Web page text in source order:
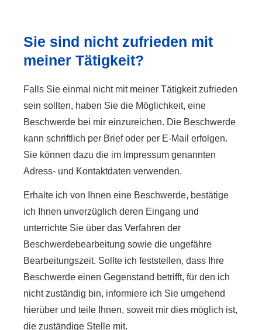
Sie sind nicht zufrieden mit
meiner Tätigkeit?
Falls Sie einmal nicht mit meiner Tätigkeit zufrieden
sein sollten, haben Sie die Möglichkeit, eine
Beschwerde bei mir einzureichen. Die Beschwerde
kann schriftlich per Brief oder per E-Mail erfolgen.
Sie können dazu die im Impressum genannten
Adress- und Kontaktdaten verwenden.
Erhalte ich von Ihnen eine Beschwerde, bestätige
ich Ihnen unverzüglich deren Eingang und
unterrichte Sie über das Verfahren der
Beschwerdebearbeitung sowie die ungefähre
Bearbeitungszeit. Sollte ich feststellen, dass Ihre
Beschwerde einen Gegenstand betrifft, für den ich
nicht zuständig bin, informiere ich Sie umgehend
hierüber und teile Ihnen, soweit mir dies möglich ist,
die zuständige Stelle mit.